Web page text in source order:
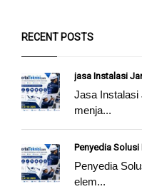
RECENT POSTS
jasa Instalasi
Jasa Instalasi
menja...
Penyedia
Penyedia
elem...